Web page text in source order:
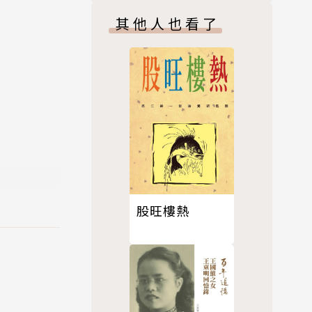
研究和
項艱鉅
欲望的
采正義
其他人也看了
股旺樓熱